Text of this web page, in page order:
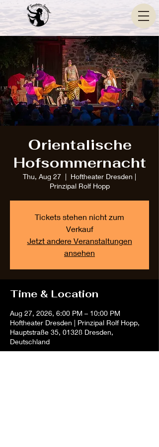
Orientalische
Hofsommernacht
Thu, Aug 27
  |
Hoftheater Dresden |
Prinzipal Rolf Hopp
Tickets stehen nicht zum
Verkauf
Jetzt andere Veranstaltungen
ansehen
Time & Location
Aug 27, 2026, 6:00 PM – 10:00 PM
Hoftheater Dresden | Prinzipal Rolf Hopp,
Hauptstraße 35, 01328 Dresden,
Deutschland